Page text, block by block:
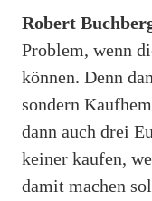
Robert
Problem, wenn
können. Denn
sondern
dann auch drei
keiner kaufen,
damit machen